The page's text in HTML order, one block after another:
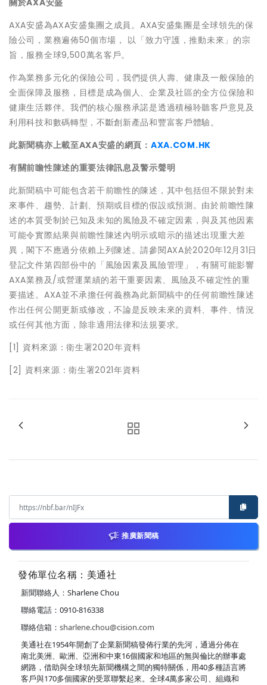
AXA安盛為AXA安盛集團之成員。AXA安盛集團是全球領先的保
險公司，業務遍佈50個市場， 以「致力守護，推動未來」的宗
旨，服務全球9,500萬名客戶。
作為業務多元化的保險公司，我們提供人壽、健康及一般保險的
全面保障及服務，目標是成為個人、企業及社區的全方位保險和
健康生活夥伴。我們的核心服務承諾是透過積極聆聽客戶意見及
利用科技和數碼轉型，不斷創新產品和豐富客戶體驗。
此新聞稿亦上載至AXA安盛的網頁： AXA.COM.HK
有關前瞻性陳述的重要法律訊息及警示聲明
此新聞稿中可能包含若干前瞻性的陳述，其中包括但不限於對未
來事件、趨勢、計劃、預期或目標的假設或預測。由於前瞻性陳
述的本質受制於已知及未知的風險及不確定因素，與及其他因素
可能令實際結果與前瞻性陳述內明示或暗示的描述出現重大差
異，閣下不應過分依賴上列陳述。請參閱AXA於2020年12月31日
登記文件第四部份中的「風險因素及風險管理」，有關可能影響
AXA業務及/或營運業績的若干重要因素、風險及不確定性的重
要描述。AXA並不承擔任何義務為此新聞稿中的任何前瞻性陳述
作出任何公開更新或修改，不論是反映未來的資料、事件、情況
或任何其他方面，除非適用法律和法規要求。
[1] 資料來源：衛生署2020年資料
[2] 資料來源：衛生署2021年資料
推廣新聞稿
發佈單位名稱：美通社
新聞聯絡人：Sharlene Chou
聯絡電話：0910-816338
聯絡信箱： sharlene.chou@cision.com
美通社在1954年開創了企業新聞稿發佈行業的先河，通過分佈在
南北美洲、歐洲、亞洲和中東16個國家和地區的無與倫比的辦事處
網路，借助與全球領先新聞機構之間的獨特關係，用40多種語言將
客戶與170多個國家的受眾聯繫起來。全球4萬多家公司、組織和